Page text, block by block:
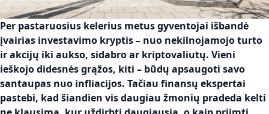
Per pastaruosius kelerius metus gyventojai išbandė
įvairias investavimo kryptis – nuo nekilnojamojo turto
ir akcijų iki aukso, sidabro ar kriptovaliutų. Vieni
ieškojo didesnės grąžos, kiti – būdų apsaugoti savo
santaupas nuo infliacijos. Tačiau finansų ekspertai
pastebi, kad šiandien vis daugiau žmonių pradeda kelti